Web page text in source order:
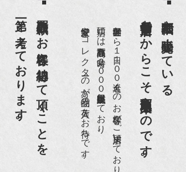
11月28日号
16日発行）
京都祇園で小売販売している
老舗骨董店だからこそ高価買取出来るのです。
世界各国から１日１００名近くのお客様がご来店頂いております。
店頭には買取商品を常時２０００点以上展示販売しており、
愛好家やコレクターの方が品物の入荷をお待ちです。
買取依頼のお客様に納得して頂くことを
第一と考えております。